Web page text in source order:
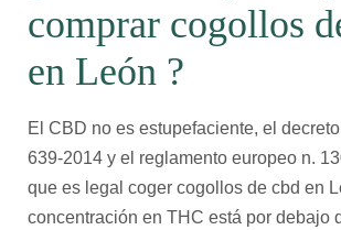
comprar cogollos
en León ?
El CBD no es estupefaciente, el
639-2014 y el reglamento europeo n.
que es legal coger cogollos de cbd en
concentración en THC está por debajo